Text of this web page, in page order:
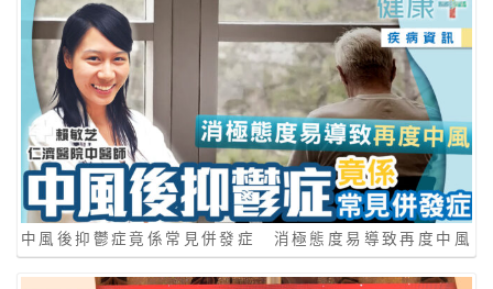
中風後抑鬱症竟係常見併發症 消極態度易導致再度中風